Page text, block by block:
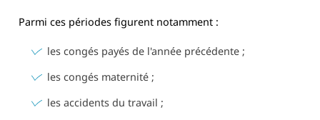
Parmi ces périodes figurent notamment :
les congés payés de l'année précédente ;
les congés maternité ;
les accidents du travail ;